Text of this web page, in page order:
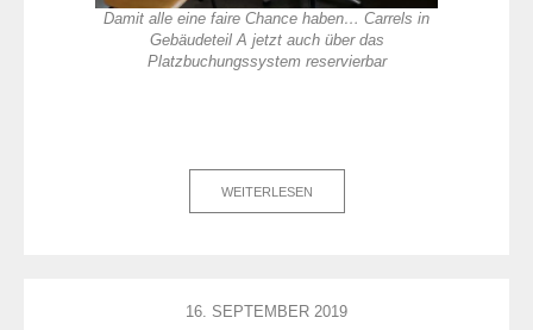
Damit alle eine faire Chance haben… Carrels in
Gebäudeteil A jetzt auch über das
Platzbuchungssystem reservierbar
WEITERLESEN
16. SEPTEMBER 2019